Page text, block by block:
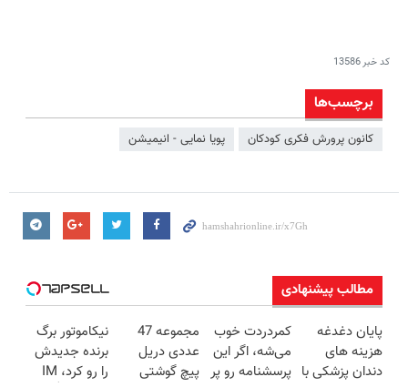
کد خبر13586
برچسب‌ها
کانون پرورش فکری کودکان پویا نمایی - انیمیشن
مطالب پیشنهادی
پایان دغدغه
هزینه های
دندان پزشکی با
کمردردت خوب
می‌شه، اگر این
پرسشنامه رو پر
مجموعه 47
عددی دریل
پیچ گوشتی
نیکاموتور برگ
برنده جدیدش
را رو کرد، IM